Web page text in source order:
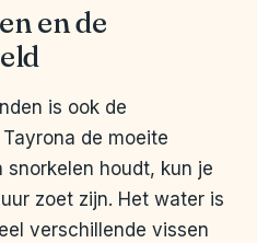
en de
is ook de
de moeite
snorkelen houdt, kun je
zoet zijn. Het water is
verschillende vissen